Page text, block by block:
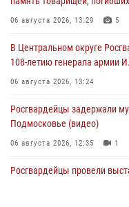
06 августа 2026, 13:29 5
В Центральном округе
108‑летию генерала армии
06 августа 2026, 13:24
Росгвардейцы задержали
Подмосковье (видео)
06 августа 2026, 12:35 1
Росгвардейцы провели